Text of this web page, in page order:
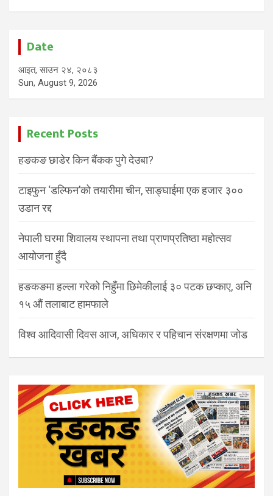
Date
आइत, साउन २४, २०८३
Sun, August 9, 2026
Recent Posts
हङकङ छाडेर किन बैंकक पुगे देउबा?
टाइफुन ‘डल्फिन’को तयारीमा चीन, साङ्घाईमा एक हजार ३००
उडान रद्द
नेपाली घरमा शिवालय स्थापना तथा प्राणप्रतिष्ठा महोत्सव
आयोजना हुँदै
हङकङमा हल्ला गरेको निहुँमा छिमेकीलाई ३० पटक छप्काए, अनि
१५ औं तलाबाट हामफाले
विश्व आदिवासी दिवस आज, अधिकार र पहिचान संरक्षणमा जोड